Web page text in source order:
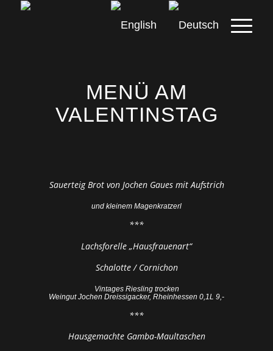
MENÜ AM
VALENTINSTAG
Sauerteig Brot von Jochen Gaues mit Aufstrich
und kleinem Magenkratzerl
***
Lachsforelle „Hausfrauenart“
Schalotte / Cornichon
Vintages Riesling trocken
Weingut Jochen Dreissigacker, Rheinhessen 0,1L 9,-
***
Hausgemachte Gamba-Maultaschen